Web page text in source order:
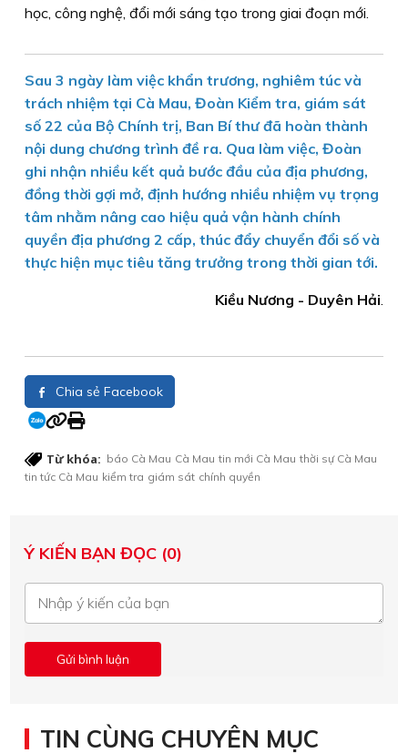
học, công nghệ, đổi mới sáng tạo trong giai đoạn mới.
Sau 3 ngày làm việc khẩn trương, nghiêm túc và
trách nhiệm tại Cà Mau, Đoàn Kiểm tra, giám sát
số 22 của Bộ Chính trị, Ban Bí thư đã hoàn thành
nội dung chương trình đề ra. Qua làm việc, Đoàn
ghi nhận nhiều kết quả bước đầu của địa phương,
đồng thời gợi mở, định hướng nhiều nhiệm vụ trọng
tâm nhằm nâng cao hiệu quả vận hành chính
quyền địa phương 2 cấp, thúc đẩy chuyển đổi số và
thực hiện mục tiêu tăng trưởng trong thời gian tới.
Kiều Nương - Duyên Hải
Chia sẻ Facebook
Từ khóa: báo Cà Mau Cà Mau tin mới Cà Mau thời sự Cà Mau
tin tức Cà Mau kiểm tra giám sát chính quyền
Ý KIẾN BẠN ĐỌC (0)
TIN CÙNG CHUYÊN MỤC